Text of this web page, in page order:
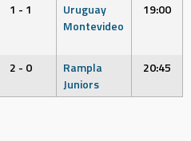
1 - 1
Uruguay
Montevideo
19:00
2 - 0
Rampla
Juniors
20:45